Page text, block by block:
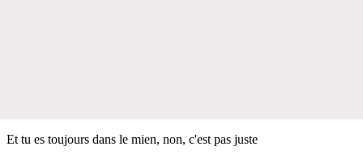
Et tu es toujours dans le mien, non, c'est pas juste